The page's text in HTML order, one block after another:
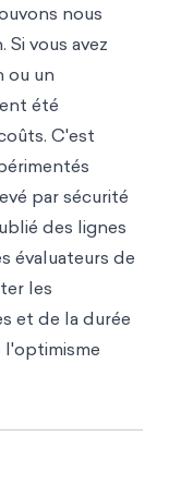
nous
vous avez
ou un
été
C'est
par sécurité
des lignes
évaluateurs de
les
et de la durée